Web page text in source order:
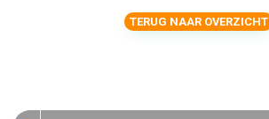
TERUG NAAR OVERZICHT